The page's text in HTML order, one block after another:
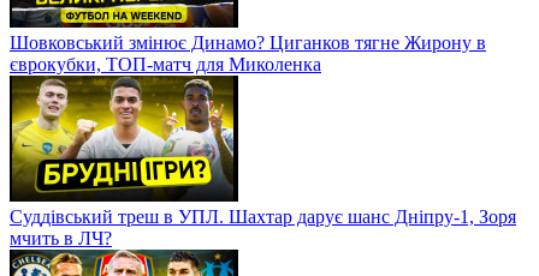
Шовковський змінює Динамо? Циганков тягне Жирону в
єврокубки, ТОП-матч для Миколенка
Суддівський треш в УПЛ. Шахтар дарує шанс Дніпру-1, Зоря
мчить в ЛЧ?